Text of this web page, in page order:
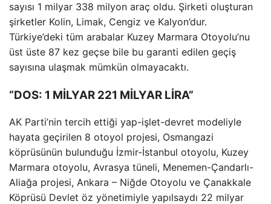
sayısı 1 milyar 338 milyon araç oldu. Şirketi oluşturan
şirketler Kolin, Limak, Cengiz ve Kalyon’dur.
Türkiye’deki tüm arabalar Kuzey Marmara Otoyolu’nu
üst üste 87 kez geçse bile bu garanti edilen geçiş
sayısına ulaşmak mümkün olmayacaktı.
“DOS: 1 MİLYAR 221 MİLYAR LİRA”
AK Parti’nin tercih ettiği yap-işlet-devret modeliyle
hayata geçirilen 8 otoyol projesi, Osmangazi
köprüsünün bulunduğu İzmir-İstanbul otoyolu, Kuzey
Marmara otoyolu, Avrasya tüneli, Menemen-Çandarlı-
Aliağa projesi, Ankara – Niğde Otoyolu ve Çanakkale
Köprüsü Devlet öz yönetimiyle yapılsaydı 22 milyar